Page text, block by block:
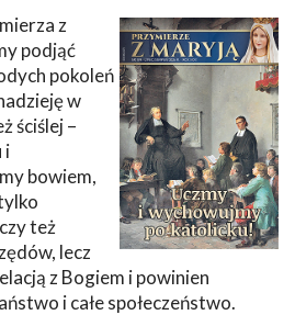
z
podjąć
pokoleń
w
ściślej –
i
bowiem,
też
lecz
z Bogiem i powinien
i całe społeczeństwo.